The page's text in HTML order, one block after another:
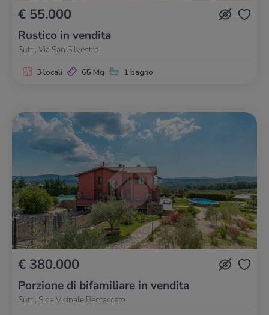
€ 55.000
Rustico in vendita
Sutri, Via San Silvestro
3 locali 65 Mq 1 bagno
€ 380.000
Porzione di bifamiliare in vendita
Sutri, S.da Vicinale Beccacceto